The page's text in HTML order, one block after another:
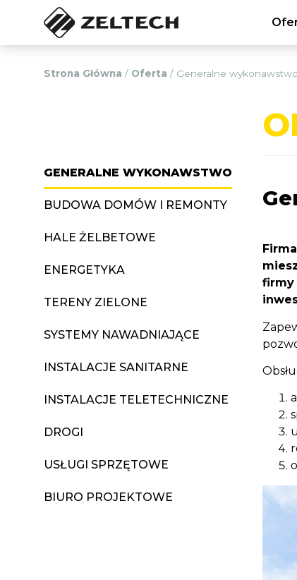
Strona Główna / Oferta / Generalne wykonawstwo
GENERALNE WYKONAWSTWO
BUDOWA DOMÓW I REMONTY
HALE ŻELBETOWE
ENERGETYKA
TERENY ZIELONE
SYSTEMY NAWADNIAJĄCE
INSTALACJE SANITARNE
INSTALACJE TELETECHNICZNE
DROGI
USŁUGI SPRZĘTOWE
BIURO PROJEKTOWE
firmy